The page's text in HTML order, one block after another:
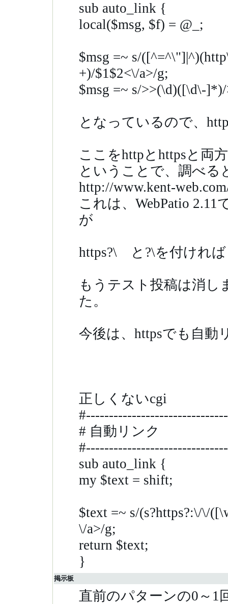
sub auto_link {
local($msg, $f) = @_;
$msg =~ s/
+)/$1$2<\/a>/g;
$msg =~ s/>>(\d)([\d\-]*)/
となっているので、
ここをhttpとhttpsと両
ということで、調べる
http://www.kent-
これは、WebPatio
が
https?\ と?\を付けれ
もうテスト投稿は消し
た。
今後は、httpsでも自動
正しくないcgi
# 自動リンク
sub auto_link {
my $text = shift;
$text =~ s/(s?https?:\/\/
\/a>/g;
return $text;
}
掲示板
直前のパターンの0～1